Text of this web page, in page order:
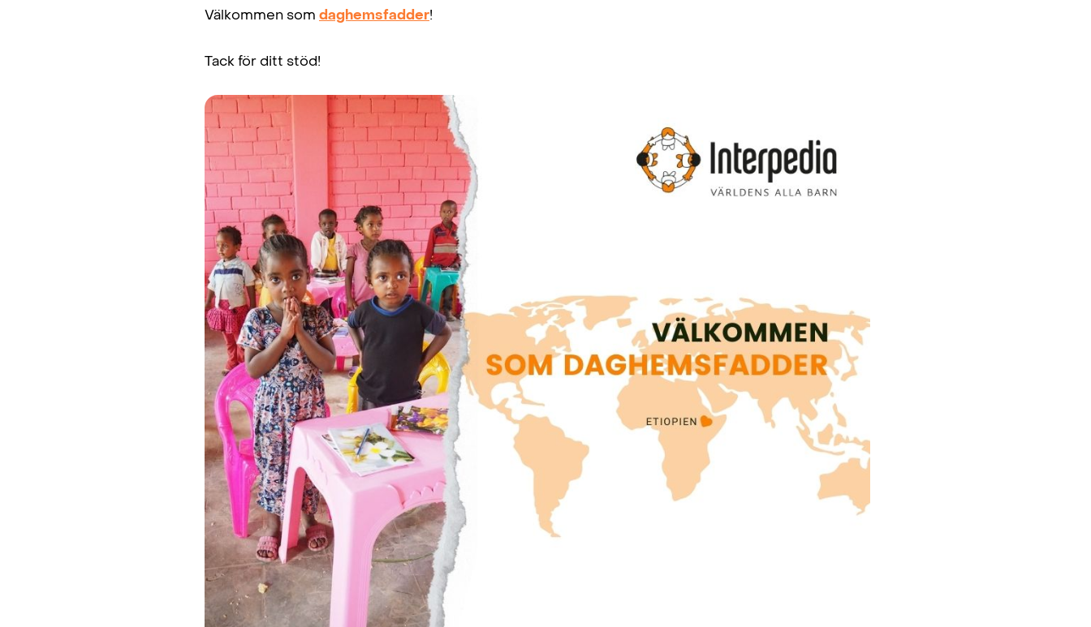
Välkommen som daghemsfadder!
Tack för ditt stöd!